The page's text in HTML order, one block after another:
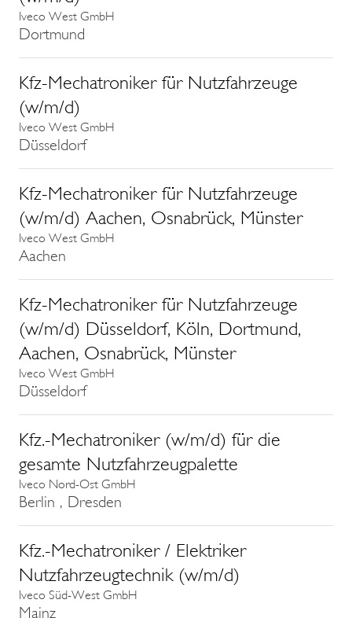
Iveco West GmbH
Dortmund
Kfz-Mechatroniker für Nutzfahrzeuge
(w/m/d)
Iveco West GmbH
Düsseldorf
Kfz-Mechatroniker für Nutzfahrzeuge
(w/m/d) Aachen, Osnabrück, Münster
Iveco West GmbH
Aachen
Kfz-Mechatroniker für Nutzfahrzeuge
(w/m/d) Düsseldorf, Köln, Dortmund,
Aachen, Osnabrück, Münster
Iveco West GmbH
Düsseldorf
Kfz.-Mechatroniker (w/m/d) für die
gesamte Nutzfahrzeugpalette
Iveco Nord-Ost GmbH
Berlin , Dresden
Kfz.-Mechatroniker / Elektriker
Nutzfahrzeugtechnik (w/m/d)
Iveco Süd-West GmbH
Mainz